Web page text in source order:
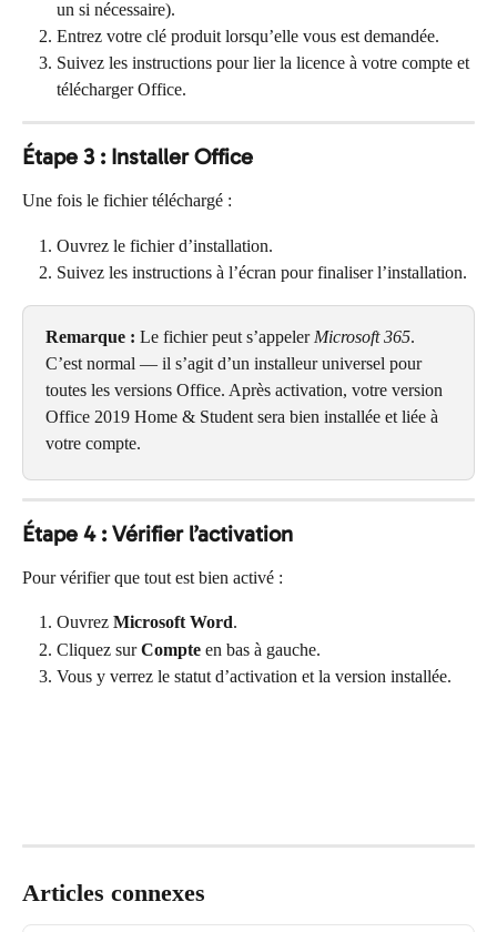
un si nécessaire).
Entrez votre clé produit lorsqu’elle vous est demandée.
Suivez les instructions pour lier la licence à votre compte et
télécharger Office.
Étape 3 : Installer Office
Une fois le fichier téléchargé :
Ouvrez le fichier d’installation.
Suivez les instructions à l’écran pour finaliser l’installation.
Remarque : Le fichier peut s’appeler Microsoft 365.
C’est normal — il s’agit d’un installeur universel pour
toutes les versions Office. Après activation, votre version
Office 2019 Home & Student sera bien installée et liée à
votre compte.
Étape 4 : Vérifier l’activation
Pour vérifier que tout est bien activé :
Ouvrez Microsoft Word.
Cliquez sur Compte en bas à gauche.
Vous y verrez le statut d’activation et la version installée.
Articles connexes